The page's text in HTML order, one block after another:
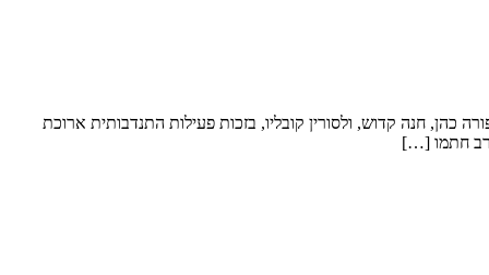
ישי הוענק לציפורה כהן, חנה קדוש, ולסורין קובליו, בזכות פעילות התנדבותית ארוכת
חתמו […]